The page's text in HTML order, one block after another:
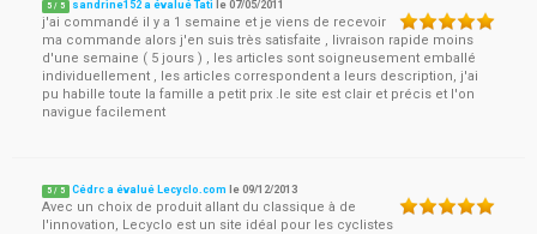
5 / 5 sandrine152 a évalué Tati le07/05/2011
j'ai commandé il y a 1 semaine et je viens de recevoir
ma commande alors j'en suis très satisfaite , livraison rapide moins
d'une semaine ( 5 jours ) , les articles sont soigneusement emballé
individuellement , les articles correspondent a leurs description, j'ai
pu habille toute la famille a petit prix .le site est clair et précis et l'on
navigue facilement
5 / 5 Cédrc a évalué Lecyclo.com le09/12/2013
Avec un choix de produit allant du classique à de
l'innovation, Lecyclo est un site idéal pour les cyclistes